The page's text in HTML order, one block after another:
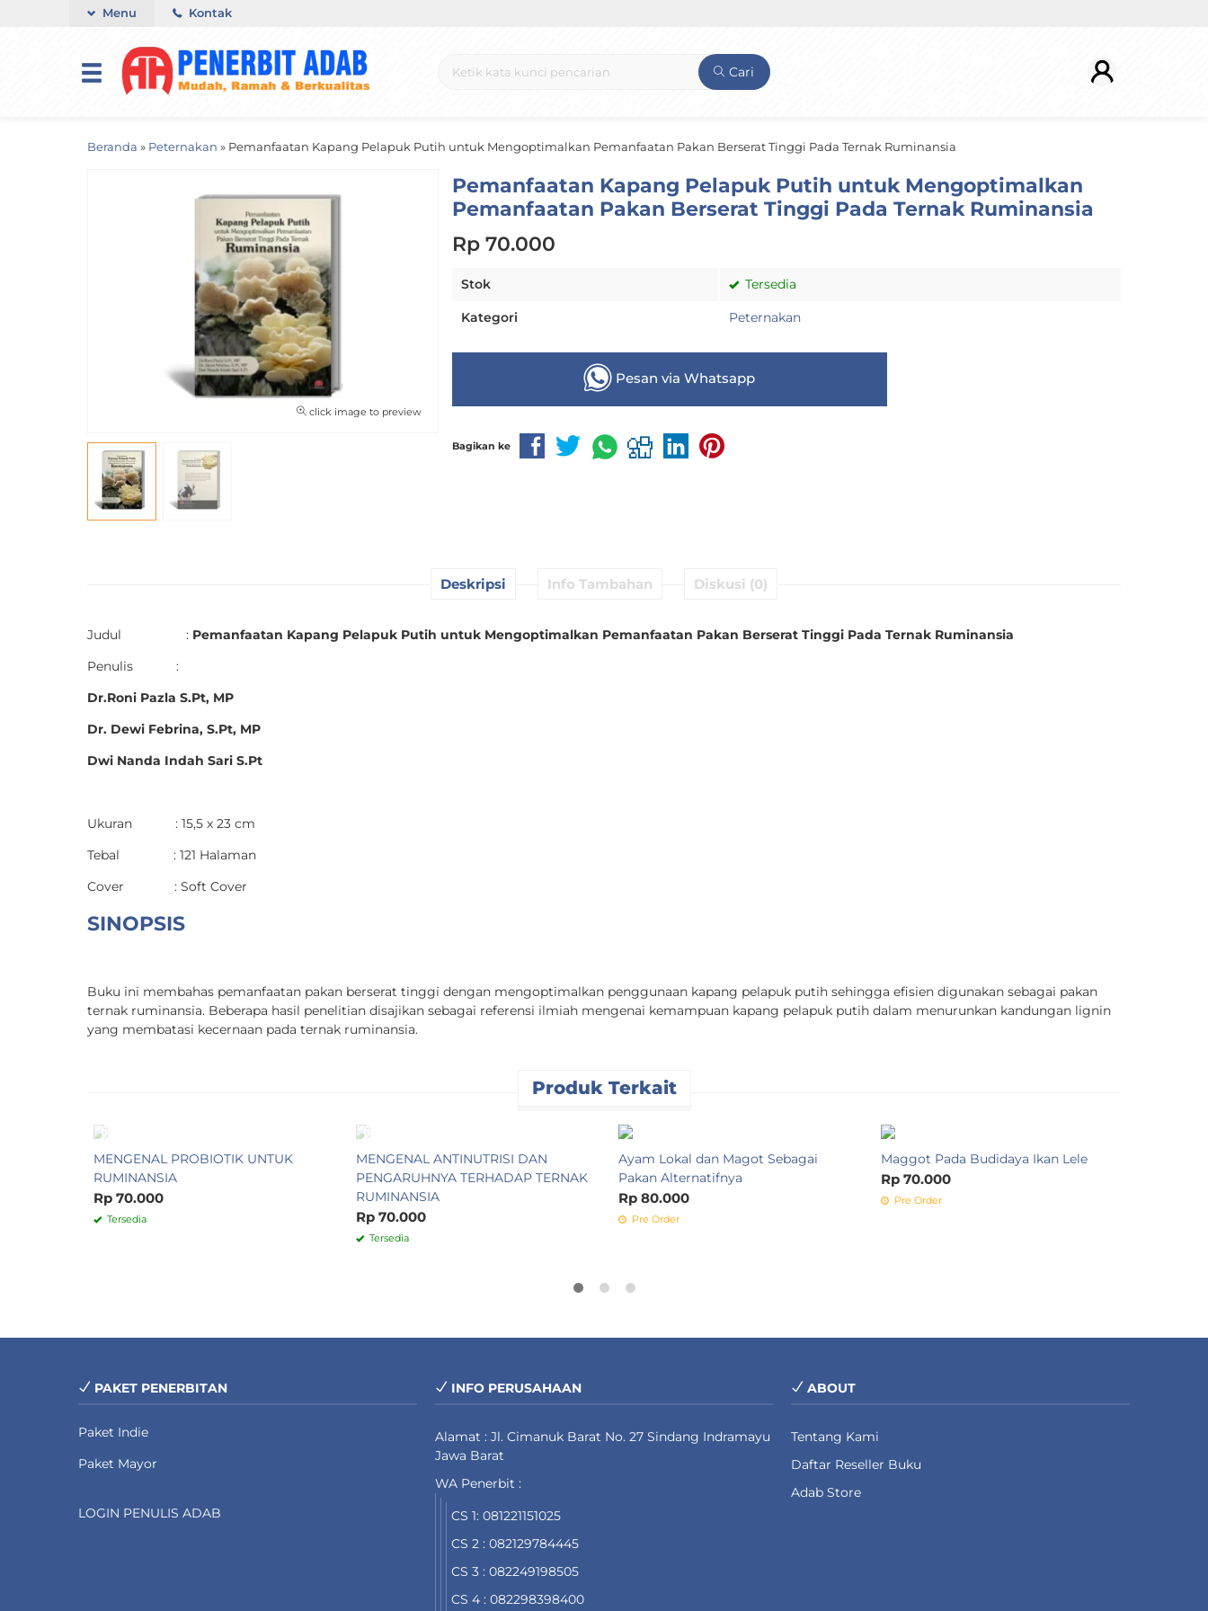
Menu Kontak
Cari
Beranda » Peternakan » Pemanfaatan Kapang Pelapuk Putih untuk Mengoptimalkan Pemanfaatan Pakan Berserat Tinggi Pada Ternak Ruminansia
click image to preview
Pemanfaatan Kapang Pelapuk Putih untuk Mengoptimalkan
Pemanfaatan Pakan Berserat Tinggi Pada Ternak Ruminansia
Rp 70.000
Stok Tersedia
Kategori Peternakan
Pesan via Whatsapp
Bagikan ke
Deskripsi Info Tambahan Diskusi (0)
Judul : Pemanfaatan Kapang Pelapuk Putih untuk Mengoptimalkan Pemanfaatan Pakan Berserat Tinggi Pada Ternak Ruminansia
Penulis :
Dr.Roni Pazla S.Pt, MP
Dr. Dewi Febrina, S.Pt, MP
Dwi Nanda Indah Sari S.Pt
Ukuran : 15,5 x 23 cm
Tebal : 121 Halaman
Cover : Soft Cover
SINOPSIS
Buku ini membahas pemanfaatan pakan berserat tinggi dengan mengoptimalkan penggunaan kapang pelapuk putih sehingga efisien digunakan sebagai pakan
ternak ruminansia. Beberapa hasil penelitian disajikan sebagai referensi ilmiah mengenai kemampuan kapang pelapuk putih dalam menurunkan kandungan lignin
yang membatasi kecernaan pada ternak ruminansia.
Produk Terkait
MENGENAL PROBIOTIK UNTUK
RUMINANSIA
Rp 70.000
Tersedia
MENGENAL ANTINUTRISI DAN
PENGARUHNYA TERHADAP TERNAK
RUMINANSIA
Rp 70.000
Tersedia
Ayam Lokal dan Magot Sebagai
Pakan Alternatifnya
Rp 80.000
Pre Order
Maggot Pada Budidaya Ikan Lele
Rp 70.000
Pre Order
PAKET PENERBITAN
Paket Indie
Paket Mayor
LOGIN PENULIS ADAB
INFO PERUSAHAAN
Alamat : Jl. Cimanuk Barat No. 27 Sindang Indramayu
Jawa Barat
WA Penerbit :
CS 1: 081221151025
CS 2 : 082129784445
CS 3 : 082249198505
CS 4 : 082298398400
ABOUT
Tentang Kami
Daftar Reseller Buku
Adab Store